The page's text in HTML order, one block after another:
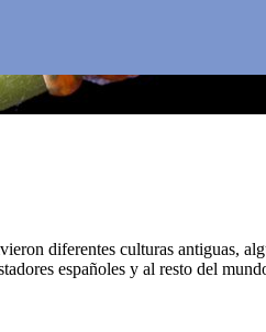
diferentes culturas antiguas,
españoles y al resto del